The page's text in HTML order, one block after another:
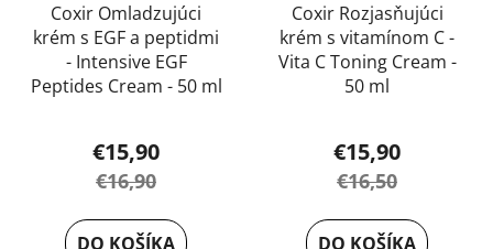
Coxir Omladzujúci
krém s EGF a peptidmi
- Intensive EGF
Peptides Cream - 50 ml
€15,90
€16,90
DO KOŠÍKA
Coxir Rozjasňujúci
krém s vitamínom C -
Vita C Toning Cream -
50 ml
€15,90
€16,50
DO KOŠÍKA